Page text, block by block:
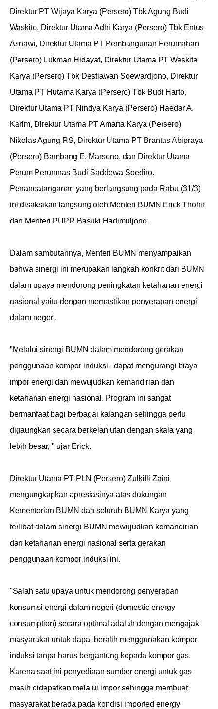
Direktur PT Wijaya Karya (Persero) Tbk Agung Budi
Waskito, Direktur Utama Adhi Karya (Persero) Tbk Entus
Asnawi, Direktur Utama PT Pembangunan Perumahan
(Persero) Lukman Hidayat, Direktur Utama PT Waskita
Karya (Persero) Tbk Destiawan Soewardjono, Direktur
Utama PT Hutama Karya (Persero) Tbk Budi Harto,
Direktur Utama PT Nindya Karya (Persero) Haedar A.
Karim, Direktur Utama PT Amarta Karya (Persero)
Nikolas Agung RS, Direktur Utama PT Brantas Abipraya
(Persero) Bambang E. Marsono, dan Direktur Utama
Perum Perumnas Budi Saddewa Soediro.
Penandatanganan yang berlangsung pada Rabu (31/3)
ini disaksikan langsung oleh Menteri BUMN Erick Thohir
dan Menteri PUPR Basuki Hadimuljono.
Dalam sambutannya, Menteri BUMN menyampaikan
bahwa sinergi ini merupakan langkah konkrit dari BUMN
dalam upaya mendorong peningkatan ketahanan energi
nasional yaitu dengan memastikan penyerapan energi
dalam negeri.
"Melalui sinergi BUMN dalam mendorong gerakan
penggunaan kompor induksi, dapat mengurangi biaya
impor energi dan mewujudkan kemandirian dan
ketahanan energi nasional. Program ini sangat
bermanfaat bagi berbagai kalangan sehingga perlu
digaungkan secara berkelanjutan dengan skala yang
lebih besar, " ujar Erick.
Direktur Utama PT PLN (Persero) Zulkifli Zaini
mengungkapkan apresiasinya atas dukungan
Kementerian BUMN dan seluruh BUMN Karya yang
terlibat dalam sinergi BUMN mewujudkan kemandirian
dan ketahanan energi nasional serta gerakan
penggunaan kompor induksi ini.
"Salah satu upaya untuk mendorong penyerapan
konsumsi energi dalam negeri (domestic energy
consumption) secara optimal adalah dengan mengajak
masyarakat untuk dapat beralih menggunakan kompor
induksi tanpa harus bergantung kepada kompor gas.
Karena saat ini penyediaan sumber energi untuk gas
masih didapatkan melalui impor sehingga membuat
masyarakat berada pada kondisi imported energy